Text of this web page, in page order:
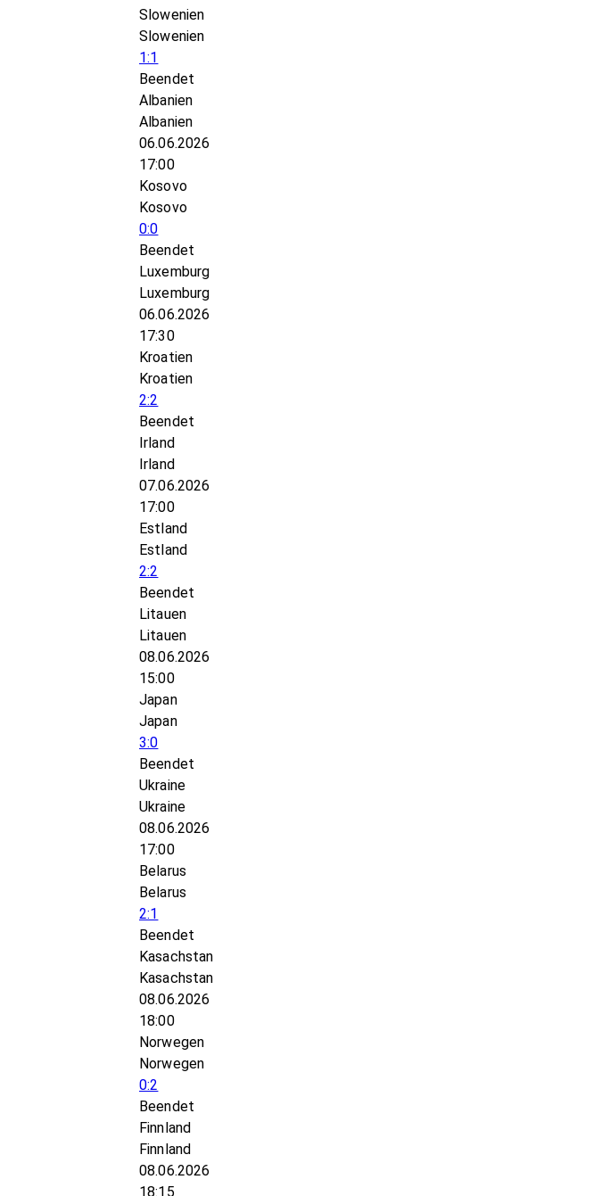
Slowenien
Slowenien
1:1
Beendet
Albanien
Albanien
06.06.2026
17:00
Kosovo
Kosovo
0:0
Beendet
Luxemburg
Luxemburg
06.06.2026
17:30
Kroatien
Kroatien
2:2
Beendet
Irland
Irland
07.06.2026
17:00
Estland
Estland
2:2
Beendet
Litauen
Litauen
08.06.2026
15:00
Japan
Japan
3:0
Beendet
Ukraine
Ukraine
08.06.2026
17:00
Belarus
Belarus
2:1
Beendet
Kasachstan
Kasachstan
08.06.2026
18:00
Norwegen
Norwegen
0:2
Beendet
Finnland
Finnland
08.06.2026
18:15